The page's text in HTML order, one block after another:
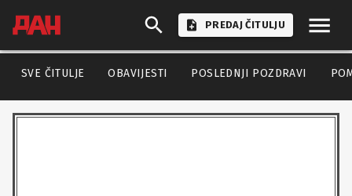
PREDAJ ČITULJU
SVE ČITULJE OBAVIJESTI POSLEDNJI POZDRAVI